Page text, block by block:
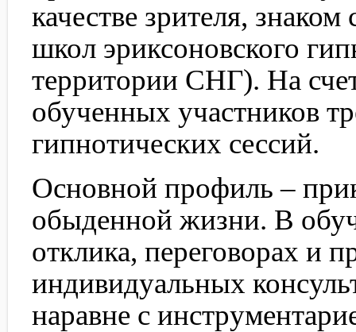
качестве зрителя,
школ эриксоновского
территории СНГ). На
обученных участников
гипнотических сессий.
Основной профиль –
обыденной жизни. В
отклика, переговорах и
индивидуальных
наравне с